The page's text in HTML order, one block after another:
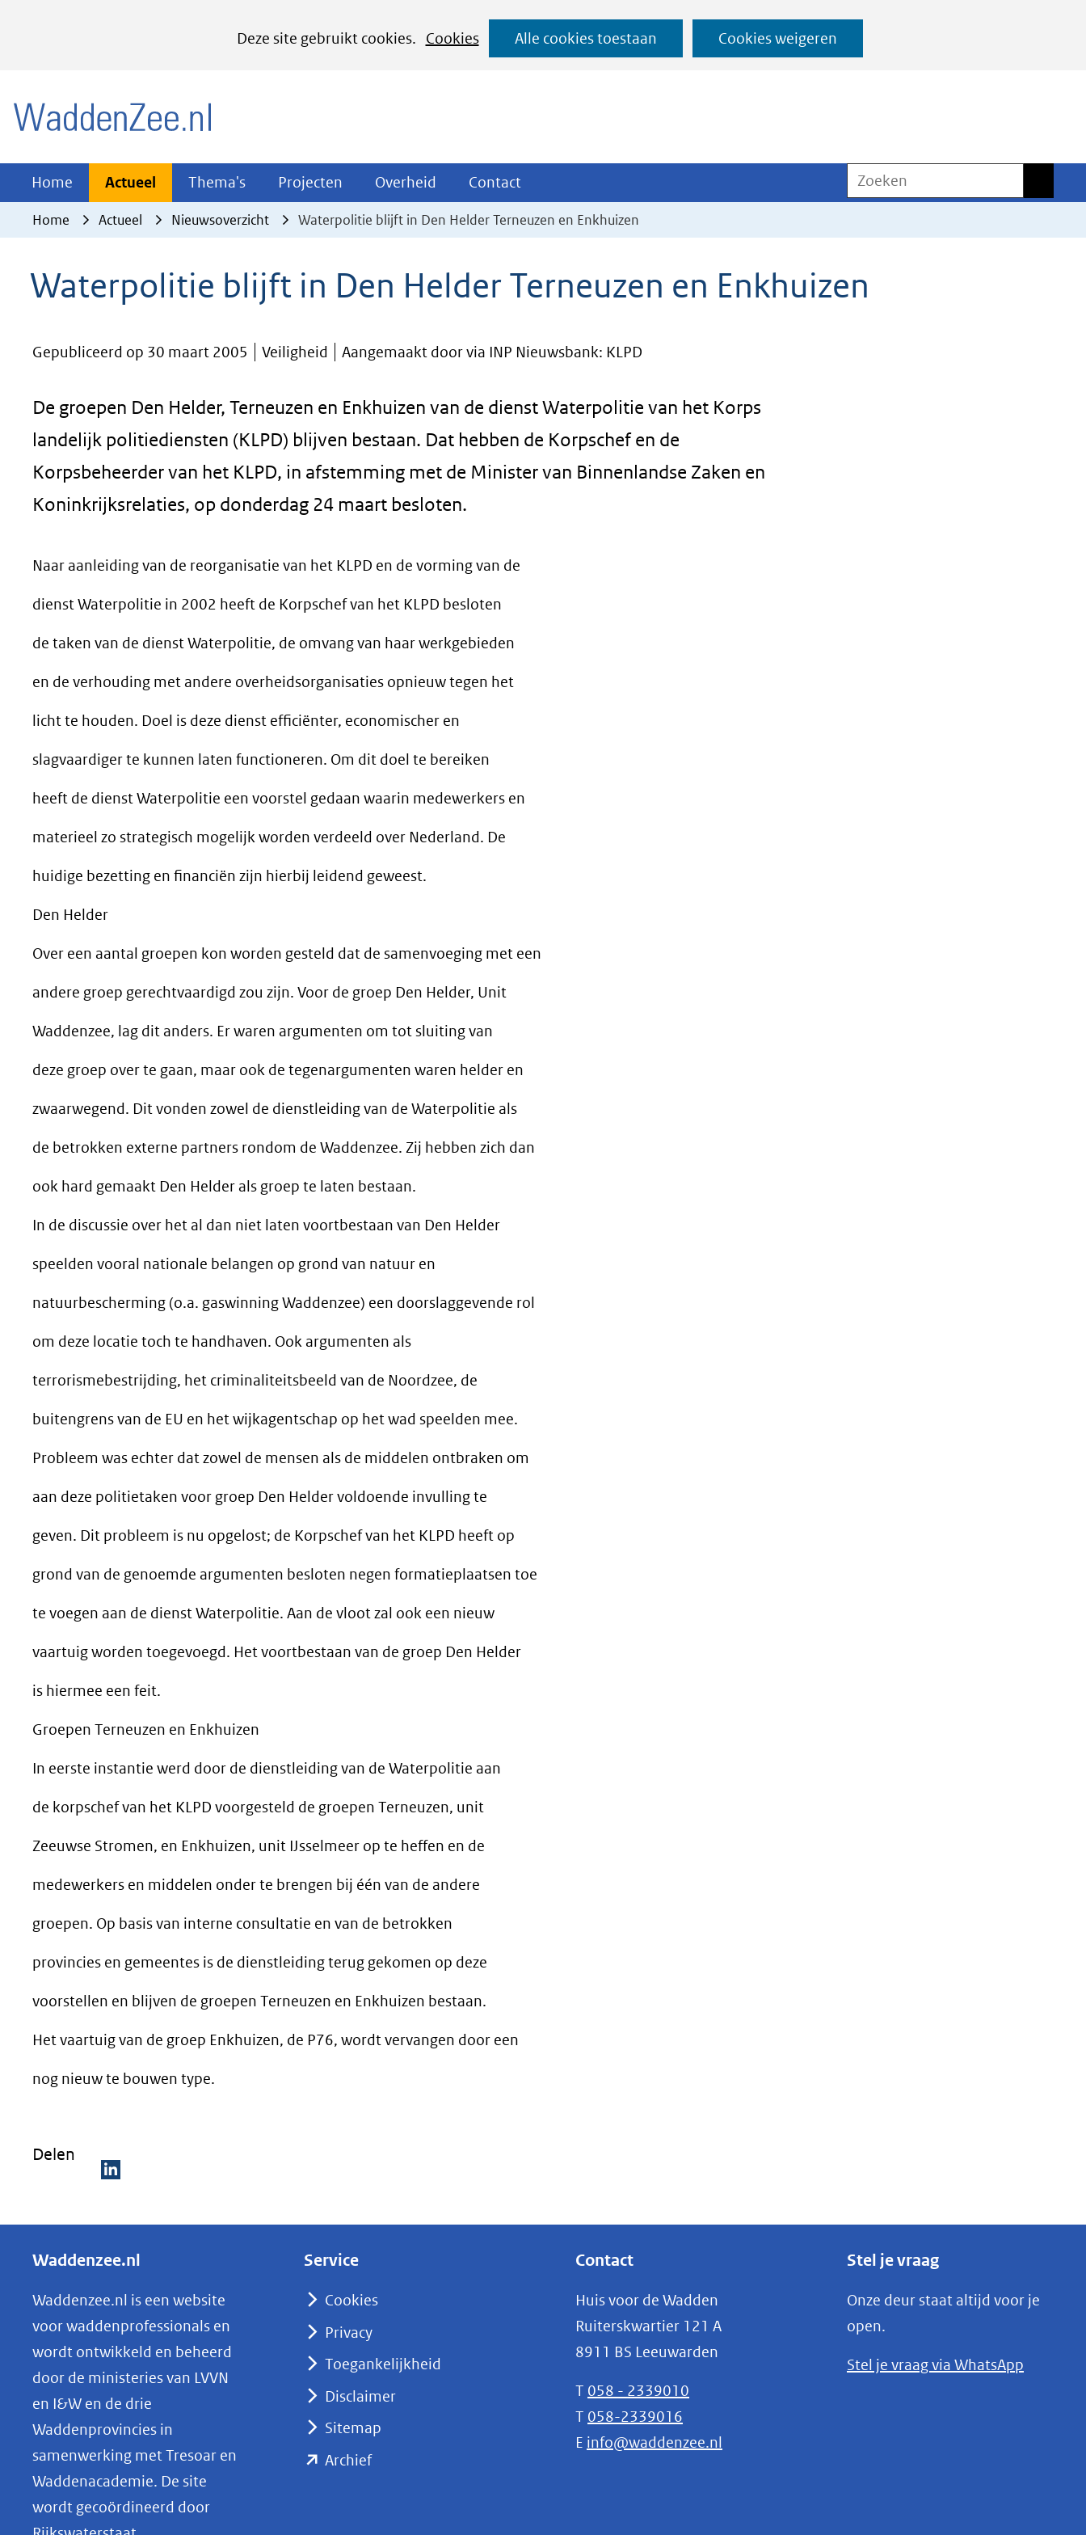
Deze site gebruikt cookies.
Cookies
het
cookies
website
worden
Alle cookies toestaan Cookies weigeren
Ga
naar
Home Actueel Actueel
Uitklappen
Thema's Thema's
Uitklappen
Projecten Projecten
Uitklappen
Overheid Overheid
Uitklappen
Contact
Uitklappen
Zoeken
Home Actueel Nieuwsoverzicht Waterpolitie blijft in Den Helder Terneuzen en Enkhuizen
Waterpolitie blijft in Den Helder Terneuzen en Enkhuizen
Gepubliceerd op 30 maart 2005 Veiligheid Aangemaakt door via INP Nieuwsbank: KLPD
De groepen Den Helder, Terneuzen en Enkhuizen van de dienst Waterpolitie van het Korps
landelijk politiediensten (KLPD) blijven bestaan. Dat hebben de Korpschef en de
Korpsbeheerder van het KLPD, in afstemming met de Minister van Binnenlandse Zaken en
Koninkrijksrelaties, op donderdag 24 maart besloten.
Naar aanleiding van de reorganisatie van het KLPD en de vorming van de
dienst Waterpolitie in 2002 heeft de Korpschef van het KLPD besloten
de taken van de dienst Waterpolitie, de omvang van haar werkgebieden
en de verhouding met andere overheidsorganisaties opnieuw tegen het
licht te houden. Doel is deze dienst efficiënter, economischer en
slagvaardiger te kunnen laten functioneren. Om dit doel te bereiken
heeft de dienst Waterpolitie een voorstel gedaan waarin medewerkers en
materieel zo strategisch mogelijk worden verdeeld over Nederland. De
huidige bezetting en financiën zijn hierbij leidend geweest.
Den Helder
Over een aantal groepen kon worden gesteld dat de samenvoeging met een
andere groep gerechtvaardigd zou zijn. Voor de groep Den Helder, Unit
Waddenzee, lag dit anders. Er waren argumenten om tot sluiting van
deze groep over te gaan, maar ook de tegenargumenten waren helder en
zwaarwegend. Dit vonden zowel de dienstleiding van de Waterpolitie als
de betrokken externe partners rondom de Waddenzee. Zij hebben zich dan
ook hard gemaakt Den Helder als groep te laten bestaan.
In de discussie over het al dan niet laten voortbestaan van Den Helder
speelden vooral nationale belangen op grond van natuur en
natuurbescherming (o.a. gaswinning Waddenzee) een doorslaggevende rol
om deze locatie toch te handhaven. Ook argumenten als
terrorismebestrijding, het criminaliteitsbeeld van de Noordzee, de
buitengrens van de EU en het wijkagentschap op het wad speelden mee.
Probleem was echter dat zowel de mensen als de middelen ontbraken om
aan deze politietaken voor groep Den Helder voldoende invulling te
geven. Dit probleem is nu opgelost; de Korpschef van het KLPD heeft op
grond van de genoemde argumenten besloten negen formatieplaatsen toe
te voegen aan de dienst Waterpolitie. Aan de vloot zal ook een nieuw
vaartuig worden toegevoegd. Het voortbestaan van de groep Den Helder
is hiermee een feit.
Groepen Terneuzen en Enkhuizen
In eerste instantie werd door de dienstleiding van de Waterpolitie aan
de korpschef van het KLPD voorgesteld de groepen Terneuzen, unit
Zeeuwse Stromen, en Enkhuizen, unit IJsselmeer op te heffen en de
medewerkers en middelen onder te brengen bij één van de andere
groepen. Op basis van interne consultatie en van de betrokken
provincies en gemeentes is de dienstleiding terug gekomen op deze
voorstellen en blijven de groepen Terneuzen en Enkhuizen bestaan.
Het vaartuig van de groep Enkhuizen, de P76, wordt vervangen door een
nog nieuw te bouwen type.
Delen
e
e
n
o
p
L
k
e
d
I
Waddenzee.nl
Waddenzee.nl is een website
voor waddenprofessionals en
wordt ontwikkeld en beheerd
door de ministeries van LVVN
en I&W en de drie
Waddenprovincies in
samenwerking met Tresoar en
Waddenacademie. De site
wordt gecoördineerd door
Service
Cookies
Privacy
Toegankelijkheid
Disclaimer
Sitemap
Archief(opent
Contact
Huis voor de Wadden
Ruiterskwartier 121 A
8911 BS Leeuwarden
T 058 - 2339010
T 058-2339016
E info@waddenzee.nl
Stel je vraag
Onze deur staat altijd voor je
open.
Stel je vraag via WhatsApp